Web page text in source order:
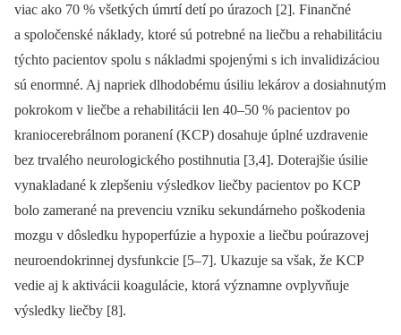
viac ako 70 % všetkých úmrtí detí po úrazoch [2]. Finančné
a spoločenské náklady, ktoré sú potrebné na liečbu a rehabilitáciu
týchto pacientov spolu s nákladmi spojenými s ich invalidizáciou
sú enormné. Aj napriek dlhodobému úsiliu lekárov a dosiahnutým
pokrokom v liečbe a rehabilitácii len 40–50 % pacientov po
kraniocerebrálnom poranení (KCP) dosahuje úplné uzdravenie
bez trvalého neurologického postihnutia [3,4]. Doterajšie úsilie
vynakladané k zlepšeniu výsledkov liečby pacientov po KCP
bolo zamerané na prevenciu vzniku sekundárneho poškodenia
mozgu v dôsledku hypoperfúzie a hypoxie a liečbu poúrazovej
neuroendokrinnej dysfunkcie [5–7]. Ukazuje sa však, že KCP
vedie aj k aktivácii koagulácie, ktorá významne ovplyvňuje
výsledky liečby [8].